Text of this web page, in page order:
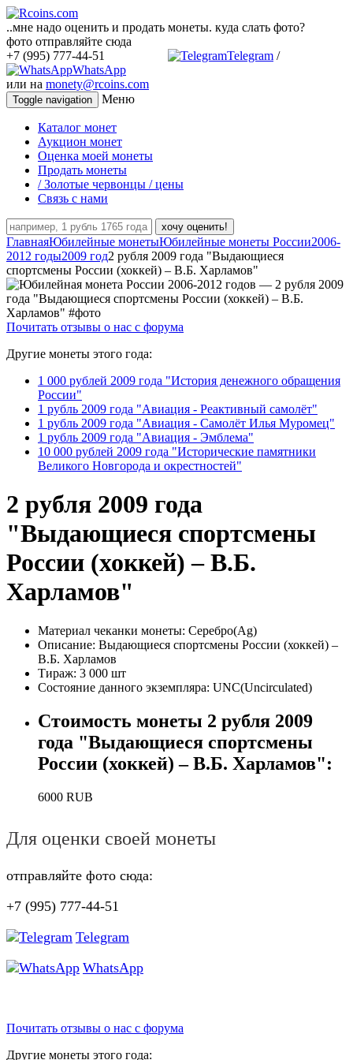
..мне надо оценить и продать монеты. куда слать фото?
фото отправляйте сюда
+7 (995) 777-44-51
Telegram /
WhatsApp
или на monety@rcoins.com
Toggle navigation Меню
Каталог монет
Аукцион монет
Оценка моей монеты
Продать монеты
/ Золотые червонцы / цены
Связь с нами
хочу оценить!
ГлавнаяЮбилейные монетыЮбилейные монеты России2006-
2012 годы2009 год2 рубля 2009 года "Выдающиеся
спортсмены России (хоккей) – В.Б. Харламов"
Почитать отзывы о нас с форума
Другие монеты этого года:
1 000 рублей 2009 года "История денежного обращения
России"
1 рубль 2009 года "Авиация - Реактивный самолёт"
1 рубль 2009 года "Авиация - Самолёт Илья Муромец"
1 рубль 2009 года "Авиация - Эмблема"
10 000 рублей 2009 года "Исторические памятники
Великого Новгорода и окрестностей"
2 рубля 2009 года
"Выдающиеся спортсмены
России (хоккей) – В.Б.
Харламов"
Материал чеканки монеты: Серебро(Ag)
Описание: Выдающиеся спортсмены России (хоккей) –
В.Б. Харламов
Тираж: 3 000 шт
Состояние данного экземпляра: UNC(Uncirculated)
Стоимость монеты 2 рубля 2009
года "Выдающиеся спортсмены
России (хоккей) – В.Б. Харламов":
6000 RUB
Для оценки своей монеты
отправляйте фото сюда:
+7 (995) 777-44-51
Telegram
WhatsApp
Почитать отзывы о нас с форума
Другие монеты этого года: